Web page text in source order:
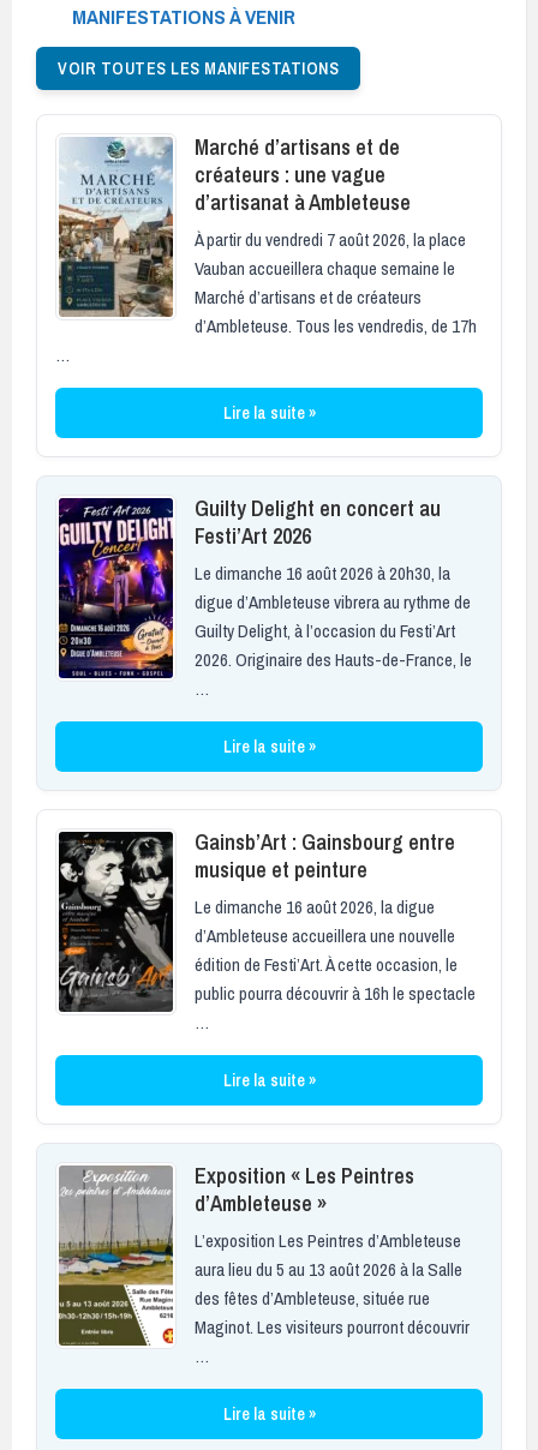
MANIFESTATIONS À VENIR
VOIR TOUTES LES MANIFESTATIONS
Marché d’artisans et de
créateurs : une vague
d’artisanat à Ambleteuse
À partir du vendredi 7 août 2026, la place
Vauban accueillera chaque semaine le
Marché d’artisans et de créateurs
d’Ambleteuse. Tous les vendredis, de 17h
…
Lire la suite »
Guilty Delight en concert au
Festi’Art 2026
Le dimanche 16 août 2026 à 20h30, la
digue d’Ambleteuse vibrera au rythme de
Guilty Delight, à l’occasion du Festi’Art
2026. Originaire des Hauts-de-France, le
…
Lire la suite »
Gainsb’Art : Gainsbourg entre
musique et peinture
Le dimanche 16 août 2026, la digue
d’Ambleteuse accueillera une nouvelle
édition de Festi’Art. À cette occasion, le
public pourra découvrir à 16h le spectacle
…
Lire la suite »
Exposition « Les Peintres
d’Ambleteuse »
L’exposition Les Peintres d’Ambleteuse
aura lieu du 5 au 13 août 2026 à la Salle
des fêtes d’Ambleteuse, située rue
Maginot. Les visiteurs pourront découvrir
…
Lire la suite »